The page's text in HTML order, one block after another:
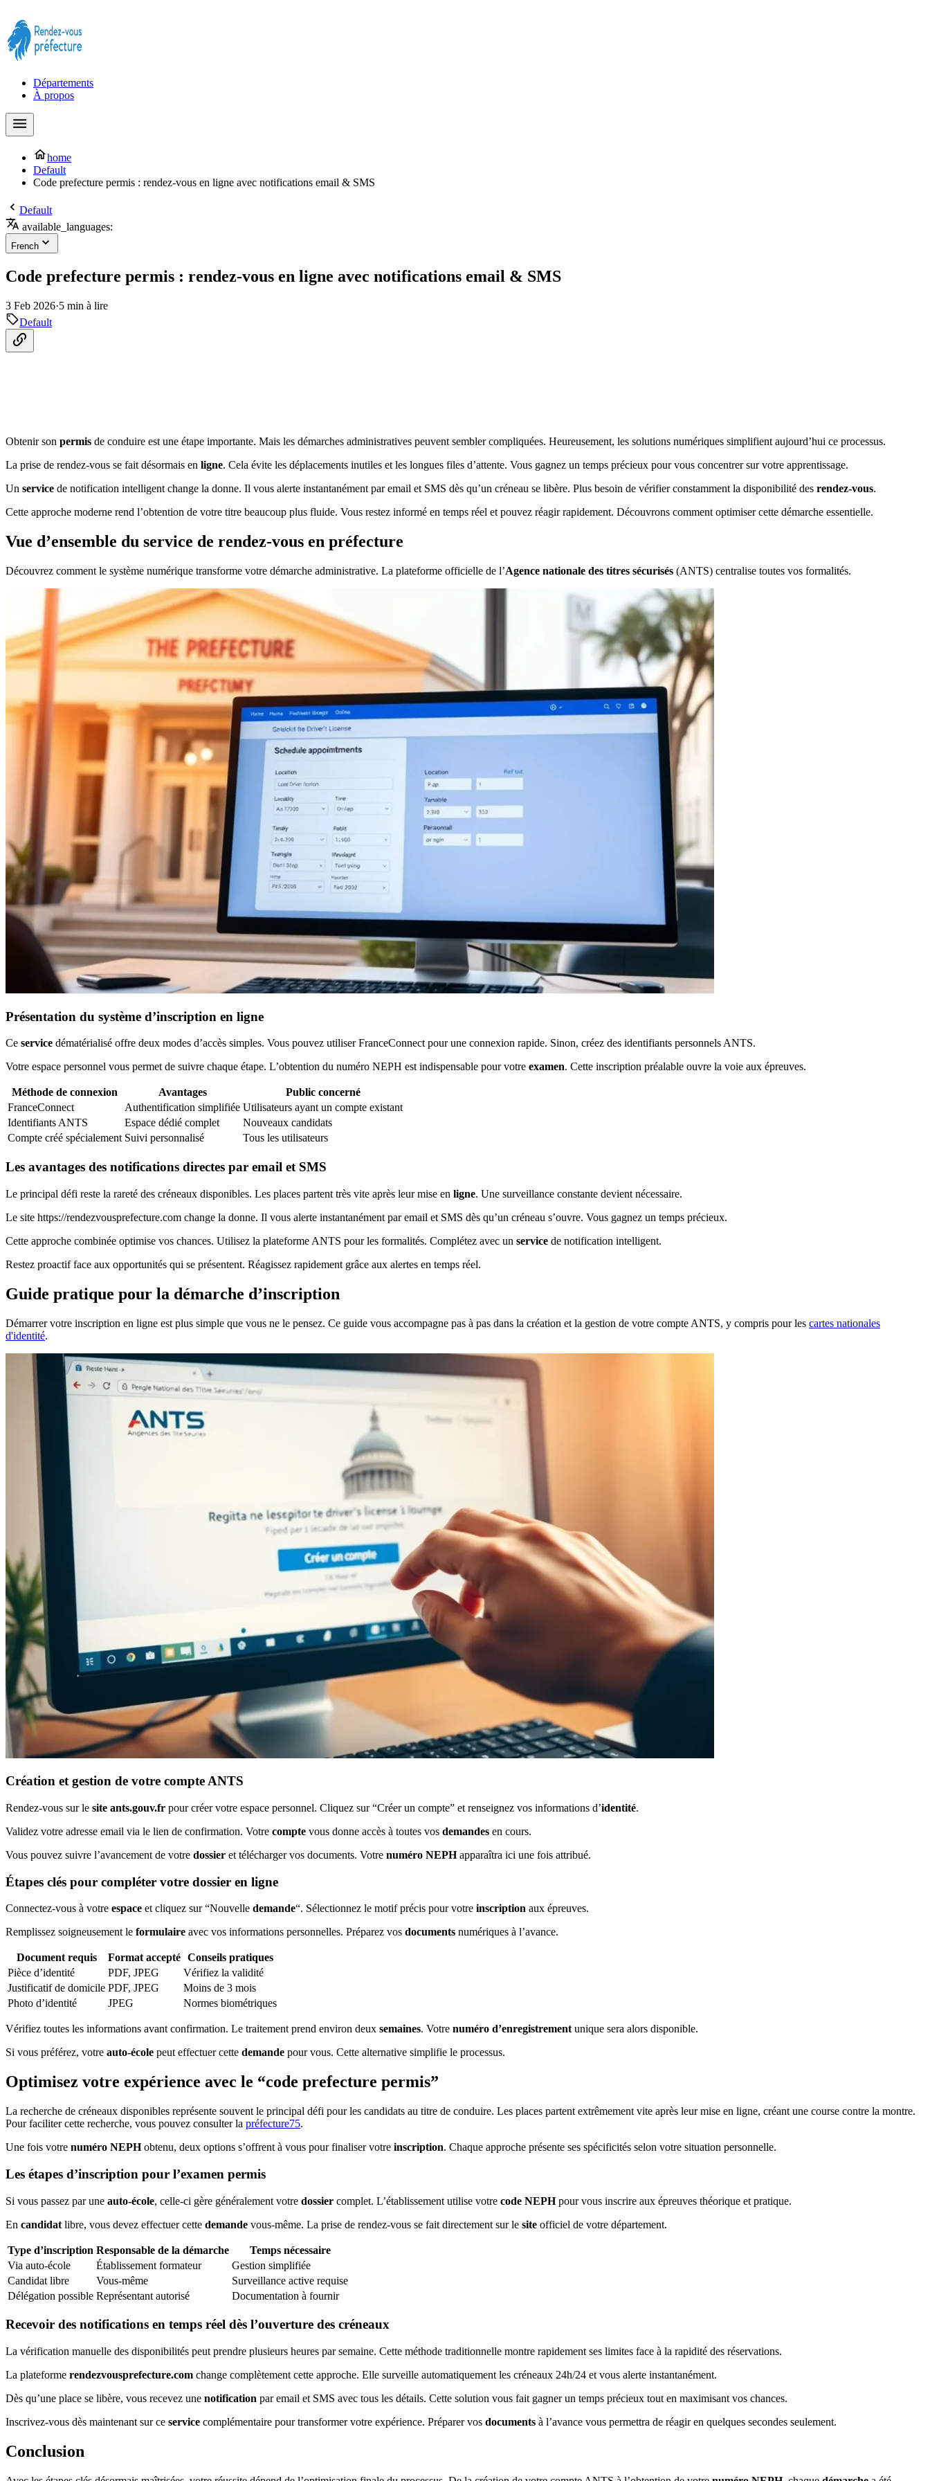
Départements
À propos
home
Default
Code prefecture permis : rendez-vous en ligne avec notifications email & SMS
Default
available_languages:
French
Code prefecture permis : rendez-vous en ligne avec notifications email & SMS
3 Feb 2026·5 min à lire
Default
Obtenir son permis de conduire est une étape importante. Mais les démarches administratives peuvent sembler compliquées. Heureusement, les solutions numériques simplifient aujourd’hui ce processus.
La prise de rendez-vous se fait désormais en ligne. Cela évite les déplacements inutiles et les longues files d’attente. Vous gagnez un temps précieux pour vous concentrer sur votre apprentissage.
Un service de notification intelligent change la donne. Il vous alerte instantanément par email et SMS dès qu’un créneau se libère. Plus besoin de vérifier constamment la disponibilité des rendez-vous.
Cette approche moderne rend l’obtention de votre titre beaucoup plus fluide. Vous restez informé en temps réel et pouvez réagir rapidement. Découvrons comment optimiser cette démarche essentielle.
Vue d’ensemble du service de rendez-vous en préfecture
Découvrez comment le système numérique transforme votre démarche administrative. La plateforme officielle de l’Agence nationale des titres sécurisés (ANTS) centralise toutes vos formalités.
Présentation du système d’inscription en ligne
Ce service dématérialisé offre deux modes d’accès simples. Vous pouvez utiliser FranceConnect pour une connexion rapide. Sinon, créez des identifiants personnels ANTS.
Votre espace personnel vous permet de suivre chaque étape. L’obtention du numéro NEPH est indispensable pour votre examen. Cette inscription préalable ouvre la voie aux épreuves.
Méthode de connexion Avantages
Public concerné
FranceConnect
Authentification simplifiée Utilisateurs ayant un compte existant
Identifiants ANTS
Espace dédié complet
Nouveaux candidats
Compte créé spécialement Suivi personnalisé Tous les utilisateurs
Les avantages des notifications directes par email et SMS
Le principal défi reste la rareté des créneaux disponibles. Les places partent très vite après leur mise en ligne. Une surveillance constante devient nécessaire.
Le site https://rendezvousprefecture.com change la donne. Il vous alerte instantanément par email et SMS dès qu’un créneau s’ouvre. Vous gagnez un temps précieux.
Cette approche combinée optimise vos chances. Utilisez la plateforme ANTS pour les formalités. Complétez avec un service de notification intelligent.
Restez proactif face aux opportunités qui se présentent. Réagissez rapidement grâce aux alertes en temps réel.
Guide pratique pour la démarche d’inscription
Démarrer votre inscription en ligne est plus simple que vous ne le pensez. Ce guide vous accompagne pas à pas dans la création et la gestion de votre compte ANTS, y compris pour les cartes nationales
d'identité.
Création et gestion de votre compte ANTS
Rendez-vous sur le site ants.gouv.fr pour créer votre espace personnel. Cliquez sur “Créer un compte” et renseignez vos informations d’identité.
Validez votre adresse email via le lien de confirmation. Votre compte vous donne accès à toutes vos demandes en cours.
Vous pouvez suivre l’avancement de votre dossier et télécharger vos documents. Votre numéro NEPHapparaîtra ici une fois attribué.
Étapes clés pour compléter votre dossier en ligne
Connectez-vous à votre espace et cliquez sur “Nouvelle demande“. Sélectionnez le motif précis pour votre inscription aux épreuves.
Remplissez soigneusement le formulaire avec vos informations personnelles. Préparez vos documents numériques à l’avance.
Document requis Format accepté Conseils pratiques
Pièce d’identité
PDF, JPEG
Vérifiez la validité
Justificatif de domicile PDF, JPEG
Moins de 3 mois
Photo d’identité
JPEG Normes biométriques
Vérifiez toutes les informations avant confirmation. Le traitement prend environ deux semaines. Votre numéro d’enregistrement unique sera alors disponible.
Si vous préférez, votre auto-école peut effectuer cette demande pour vous. Cette alternative simplifie le processus.
Optimisez votre expérience avec le “code prefecture permis”
La recherche de créneaux disponibles représente souvent le principal défi pour les candidats au titre de conduire. Les places partent extrêmement vite après leur mise en ligne, créant une course contre la montre.
Pour faciliter cette recherche, vous pouvez consulter la préfecture75.
Une fois votre numéro NEPHobtenu, deux options s’offrent à vous pour finaliser votre inscription. Chaque approche présente ses spécificités selon votre situation personnelle.
Les étapes d’inscription pour l’examen permis
Si vous passez par une auto-école, celle-ci gère généralement votre dossier complet. L’établissement utilise votre code NEPHpour vous inscrire aux épreuves théorique et pratique.
En candidat libre, vous devez effectuer cette demande vous-même. La prise de rendez-vous se fait directement sur le site officiel de votre département.
Type d’inscription Responsable de la démarche
Temps nécessaire
Via auto-école
Établissement formateur
Gestion simplifiée
Candidat libre
Vous-même
Surveillance active requise
Délégation possible Représentant autorisé Documentation à fournir
Recevoir des notifications en temps réel dès l’ouverture des créneaux
La vérification manuelle des disponibilités peut prendre plusieurs heures par semaine. Cette méthode traditionnelle montre rapidement ses limites face à la rapidité des réservations.
La plateforme rendezvousprefecture.com change complètement cette approche. Elle surveille automatiquement les créneaux 24h/24 et vous alerte instantanément.
Dès qu’une place se libère, vous recevez une notification par email et SMS avec tous les détails. Cette solution vous fait gagner un temps précieux tout en maximisant vos chances.
Inscrivez-vous dès maintenant sur ce service complémentaire pour transformer votre expérience. Préparer vos documents à l’avance vous permettra de réagir en quelques secondes seulement.
Conclusion